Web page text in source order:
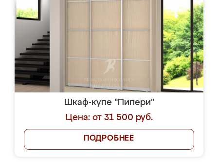
Шкаф-купе "Пипери"
Цена: от 31 500 руб.
ПОДРОБНЕЕ